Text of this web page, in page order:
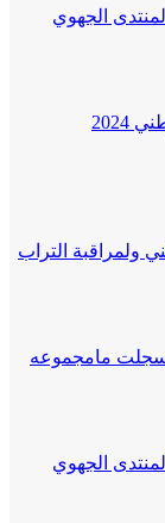
الجهوي
ولمراقبة التراب
سجلت مامجموعه
الجهوي